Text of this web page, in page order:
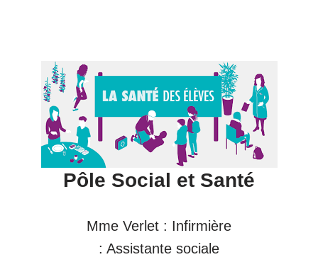
Pôle Social et Santé
Mme Verlet : Infirmière
: Assistante sociale